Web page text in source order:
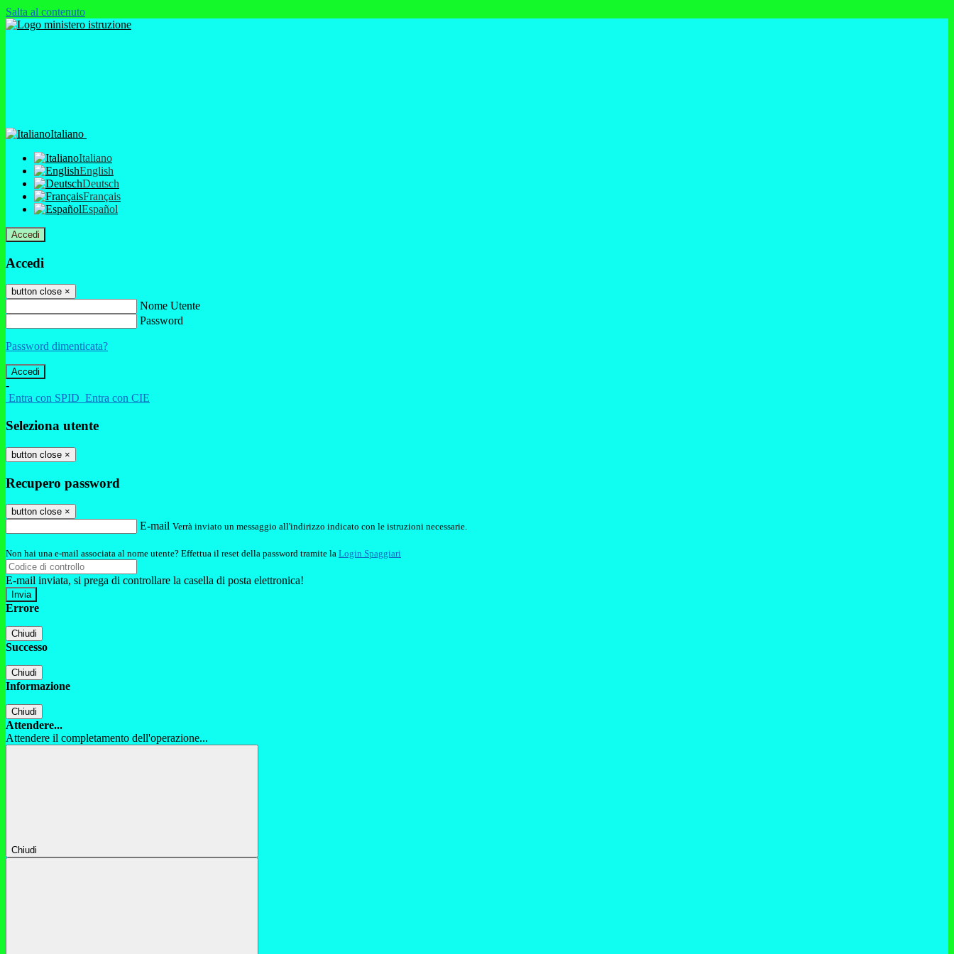
Salta al contenuto
Italiano
Italiano
English
Deutsch
Français
Español
Accedi
Accedi
button close ×
Nome Utente
Password
Password dimenticata?
-
Entra con SPID Entra con CIE
Seleziona utente
button close ×
Recupero password
button close ×
E-mail Verrà inviato un messaggio all'indirizzo indicato con le istruzioni necessarie.
Non hai una e-mail associata al nome utente? Effettua il reset della password tramite la Login Spaggiari
E-mail inviata, si prega di controllare la casella di posta elettronica!
Errore
Chiudi
Successo
Chiudi
Informazione
Chiudi
Attendere...
Attendere il completamento dell'operazione...
Chiudi